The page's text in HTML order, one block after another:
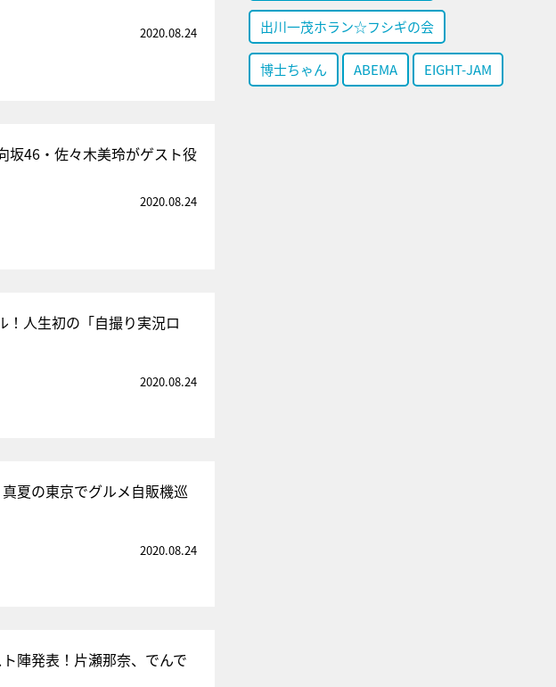
2020.08.24
坂46・佐々木美玲がゲスト役
2020.08.24
！人生初の「自撮り実況ロ
2020.08.24
夏の東京でグルメ自販機巡
2020.08.24
陣発表！片瀬那奈、でんで
出川一茂ホラン☆フシギの会
博士ちゃん ABEMA EIGHT-JAM